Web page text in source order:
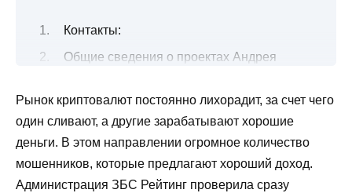
Контакты:
Общие сведения о проектах Андрея
Отзывы об инсайдере трейдере Андрее
Каменском
Верифицированная статистика
Преимущества и недостатки
Рынок криптовалют постоянно лихорадит, за счет чего
один сливают, а другие зарабатывают хорошие
деньги. В этом направлении огромное количество
мошенников, которые предлагают хороший доход.
Администрация ЗБС Рейтинг проверила сразу